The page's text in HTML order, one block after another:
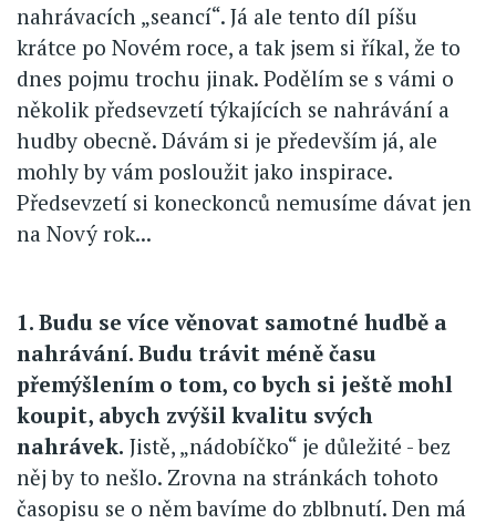
nahrávacích „seancí“. Já ale tento díl píšu
krátce po Novém roce, a tak jsem si říkal, že to
dnes pojmu trochu jinak. Podělím se s vámi o
několik předsevzetí týkajících se nahrávání a
hudby obecně. Dávám si je především já, ale
mohly by vám posloužit jako inspirace.
Předsevzetí si koneckonců nemusíme dávat jen
na Nový rok...
1. Budu se více věnovat samotné hudbě a
nahrávání. Budu trávit méně času
přemýšlením o tom, co bych si ještě mohl
koupit, abych zvýšil kvalitu svých
nahrávek. Jistě, „nádobíčko“ je důležité - bez
něj by to nešlo. Zrovna na stránkách tohoto
časopisu se o něm bavíme do zblbnutí. Den má